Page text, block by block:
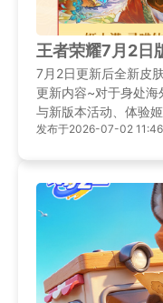
王者荣耀7月2日
7月2日更新后全新皮
更新内容~对于身处海
与新版本活动、体验
到登录卡顿、网络连
文先完整梳理本次更
次新版本。
发布于2026-07-02